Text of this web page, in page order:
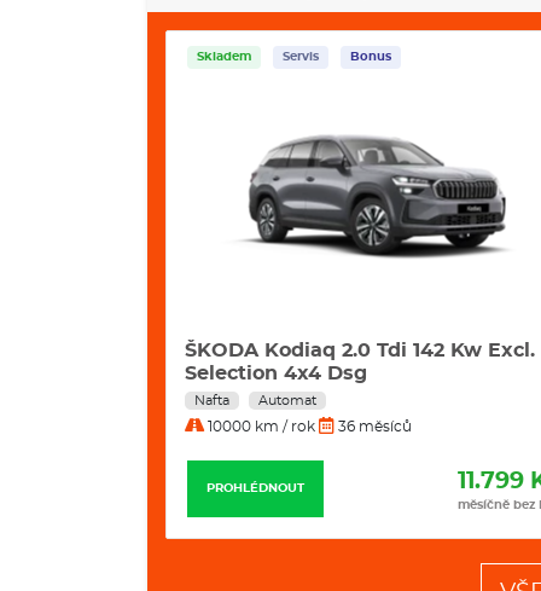
Skladem Servis Bonus
ŠKODA Kodiaq 2.0 Tdi 142 Kw Excl.
Selection 4x4 Dsg
Nafta Automat
10000 km / rok 36 měsíců
PROHLÉDNOUT 11.799
měsíčně bez